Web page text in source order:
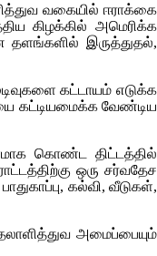
வகையில் ஈராக்கை
கிழக்கில் அமெரிக்க
தளங்களில் இருத்துதல்,
கட்டாயம் எடுக்க
கட்டியமைக்க வேண்டிய
கொண்ட திட்டத்தில்
ஒரு சர்வதேச
கல்வி, வீடுகள்,
அமைப்பையும்